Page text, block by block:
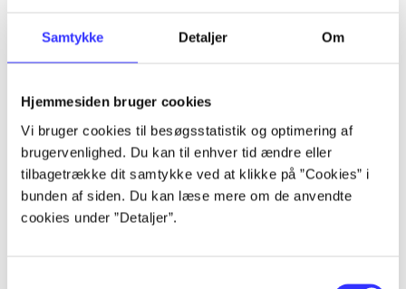
Samtykke Detaljer Om
Hjemmesiden bruger cookies
Vi bruger cookies til besøgsstatistik og optimering af
brugervenlighed. Du kan til enhver tid ændre eller
tilbagetrække dit samtykke ved at klikke på ”Cookies” i
bunden af siden. Du kan læse mere om de anvendte
cookies under ”Detaljer”.
Artiklen er en del af
lorem ipsum dolor sit amet ...
Tidsskrift
Artiklerne i handler ofte om